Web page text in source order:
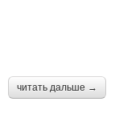
читать дальше →